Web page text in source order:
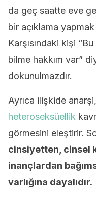
da geç saatte eve
bir açıklama
Karşısındaki kişi
bilme hakkım var”
dokunulmazdır.
Ayrıca ilişkide
heteroseksüellik
görmesini eleştirir.
cinsiyetten, cinsel
inançlardan
varlığına dayalıdır.